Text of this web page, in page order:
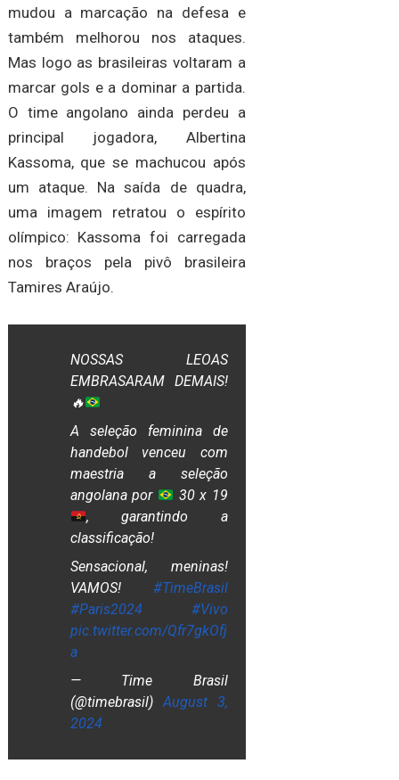
mudou a marcação na defesa e
também melhorou nos ataques.
Mas logo as brasileiras voltaram a
marcar gols e a dominar a partida.
O time angolano ainda perdeu a
principal jogadora, Albertina
Kassoma, que se machucou após
um ataque. Na saída de quadra,
uma imagem retratou o espírito
olímpico: Kassoma foi carregada
nos braços pela pivô brasileira
Tamires Araújo.
NOSSAS LEOAS
EMBRASARAM DEMAIS!
🔥
A seleção feminina de
handebol venceu com
maestria a seleção
angolana por
30 x 19
, garantindo a
classificação!
Sensacional, meninas!
VAMOS! #TimeBrasil
#Paris2024
#Vivo
pic.twitter.com/Qfr7gkOfj
a
— Time Brasil
(@timebrasil)August 3,
2024